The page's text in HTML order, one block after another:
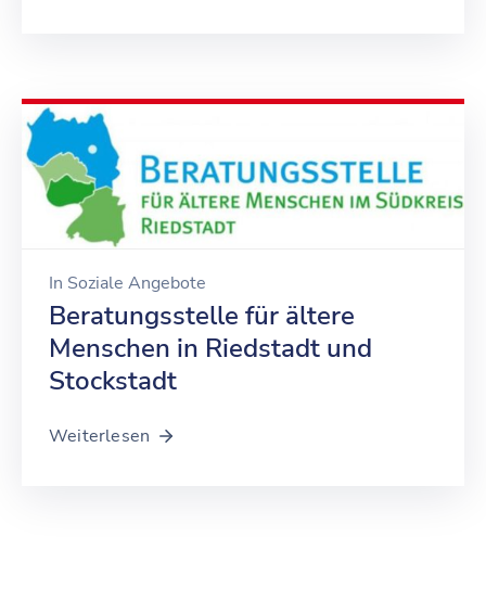
In Soziale Angebote
Beratungsstelle für ältere
Menschen in Riedstadt und
Stockstadt
Weiterlesen